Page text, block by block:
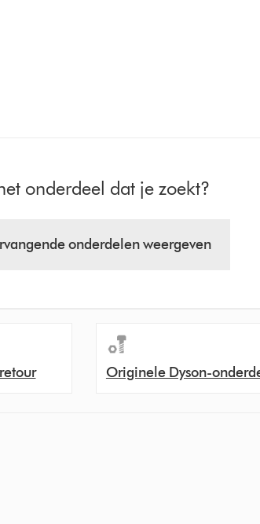
onderdeel dat je zoekt?
onderdelen weergeven
Originele Dyson-